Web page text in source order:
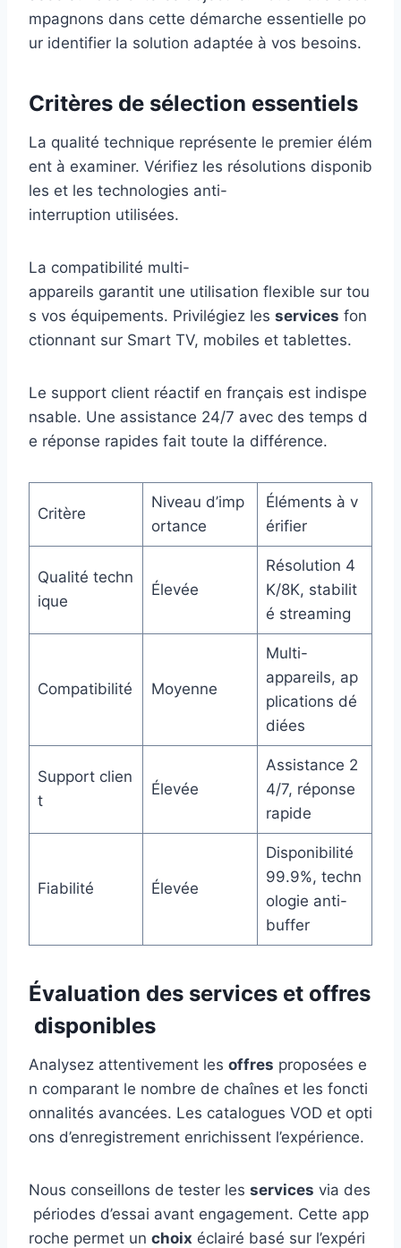
mpagnons dans cette démarche essentielle po
ur identifier la solution adaptée à vos besoins.
Critères de sélection essentiels
La qualité technique représente le premier élém
ent à examiner. Vérifiez les résolutions disponib
les et les technologies anti-
interruption utilisées.
La compatibilité multi-
appareils garantit une utilisation flexible sur tou
s vos équipements. Privilégiez les services fon
ctionnant sur Smart TV, mobiles et tablettes.
Le support client réactif en français est indispe
nsable. Une assistance 24/7 avec des temps d
e réponse rapides fait toute la différence.
Critère
Niveau d’imp
ortance
Éléments à v
érifier
Qualité techn
ique
Élevée
Résolution 4
K/8K, stabilit
é streaming
Compatibilité Moyenne
Multi-
appareils, ap
plications dé
diées
Support clien
t
Élevée
Assistance 2
4/7, réponse
rapide
Fiabilité Élevée
Disponibilité
99.9%, techn
ologie anti-
buffer
Évaluation des services et offres
disponibles
Analysez attentivement les offres proposées e
n comparant le nombre de chaînes et les foncti
onnalités avancées. Les catalogues VOD et opti
ons d’enregistrement enrichissent l’expérience.
Nous conseillons de tester les services via des
périodes d’essai avant engagement. Cette app
roche permet un choix éclairé basé sur l’expéri